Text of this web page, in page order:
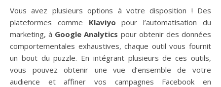
Vous avez plusieurs options à votre disposition ! Des
plateformes comme Klaviyo pour l’automatisation du
marketing, à Google Analytics pour obtenir des données
comportementales exhaustives, chaque outil vous fournit
un bout du puzzle. En intégrant plusieurs de ces outils,
vous pouvez obtenir une vue d’ensemble de votre
audience et affiner vos campagnes Facebook en